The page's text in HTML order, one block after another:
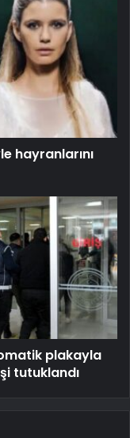
hayranlarını
plakayla
tutuklandı